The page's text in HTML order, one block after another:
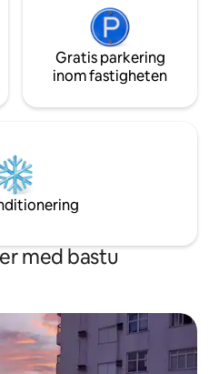
Gratis parkering
inom fastigheten
med bastu